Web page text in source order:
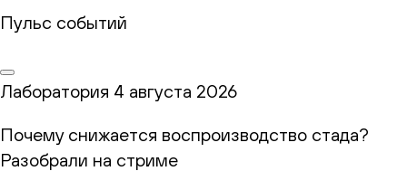
Пульс событий
Лаборатория 4 августа 2026
Почему снижается воспроизводство стада?
Разобрали на стриме